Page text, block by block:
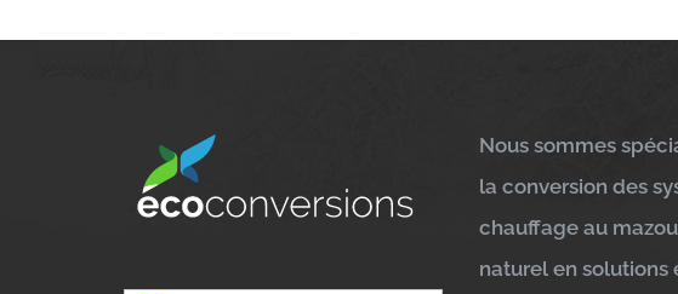
Nous sommes
la conversion des
chauffage au
naturel en solutions